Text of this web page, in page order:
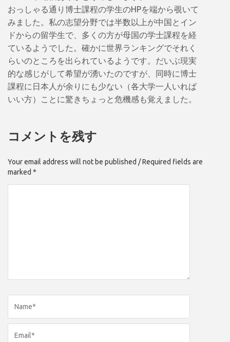
おっしゃる通り博士課程の学生のHPを端から覗いて
みました。私の志望分野では半数以上が中国とイン
ドからの留学生で、多くの方が母国の学士課程を経
ているようでした。確かに世界ランキングでそれく
らいのところを出られているようです。だいぶ現実
的な感じがして希望が湧いたのですが、同時に博士
課程に日本人が余りにも少ない（各大学一人いれば
いい方）ことに驚きちょっと危機感も覚えました。
コメントを残す
Your email address will not be published / Required fields are
marked *